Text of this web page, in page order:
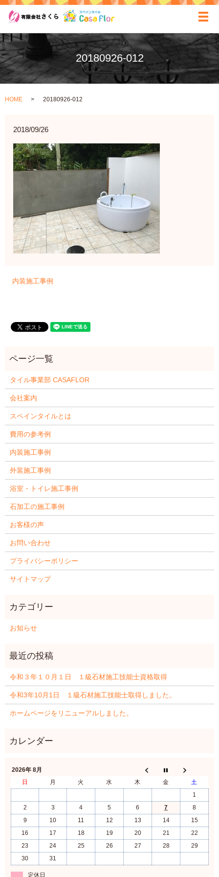
20180926-012
HOME 20180926-012
2018/09/26
内装施工事例
タイル事業部 CASAFLOR
会社案内
スペインタイルとは
費用の参考例
内装施工事例
外装施工事例
浴室・トイレ施工事例
石加工の施工事例
お客様の声
お問い合わせ
プライバシーポリシー
サイトマップ
お知らせ
令和３年１０月１日 １級石材施工技能士資格取得
令和3年10月1日 １級石材施工技能士取得しました。
ホームページをリニューアルしました。
2026年 8月
日
月 火 水 木 金
土
1
2
3 4 5 6 7
8
9
10 11 12 13 14
15
16
17 18 19 20 21
22
23
24 25 26 27 28
29
30
31
定休日